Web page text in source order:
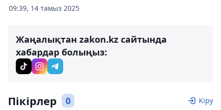
09:39, 14 тамыз 2025
Жаңалықтан zakon.kz сайтында
хабардар болыңыз:
Пікірлер 0 Кіру